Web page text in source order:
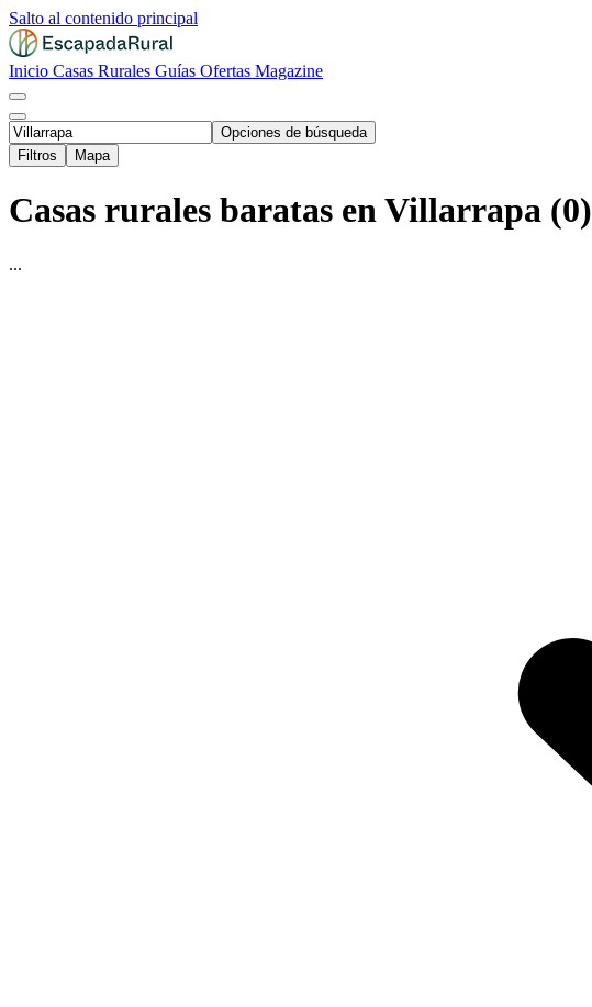
Salto al contenido principal
Inicio Casas Rurales Guías Ofertas Magazine
Opciones de búsqueda
Filtros
Mapa
Casas rurales baratas en Villarrapa (0)
...